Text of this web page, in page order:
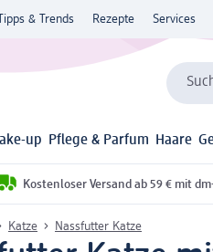
Tipps & Trends Rezepte Services
up Pflege & Parfum Haare
Kostenloser Versand ab 59 € mit
Katze Nassfutter Katze